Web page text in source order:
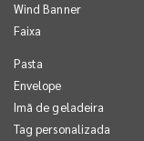
Wind Banner
Faixa
Pasta
Envelope
Imã de geladeira
Tag personalizada